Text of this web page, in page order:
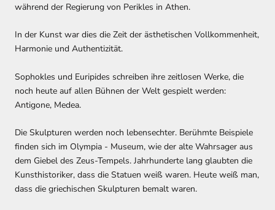
während der Regierung von Perikles in Athen.
In der Kunst war dies die Zeit der ästhetischen Vollkommenheit,
Harmonie und Authentizität.
Sophokles und Euripides schreiben ihre zeitlosen Werke, die
noch heute auf allen Bühnen der Welt gespielt werden:
Antigone, Medea.
Die Skulpturen werden noch lebensechter. Berühmte Beispiele
finden sich im Olympia - Museum, wie der alte Wahrsager aus
dem Giebel des Zeus-Tempels. Jahrhunderte lang glaubten die
Kunsthistoriker, dass die Statuen weiß waren. Heute weiß man,
dass die griechischen Skulpturen bemalt waren.